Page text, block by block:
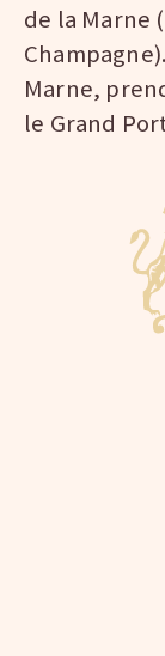
de la Marne
Marne,
le Grand